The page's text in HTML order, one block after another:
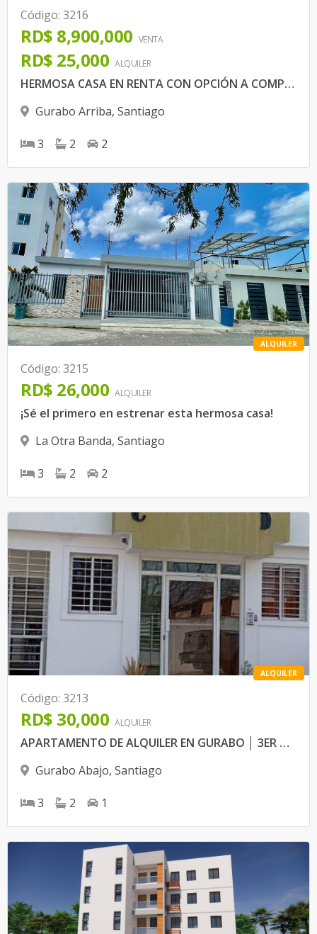
Código: 3216
RD$ 8,900,000 VENTA
RD$ 25,000 ALQUILER
HERMOSA CASA EN RENTA CON OPCIÓN A COMPRA
Gurabo Arriba, Santiago
3 2 2
ALQUILER
Código: 3215
RD$ 26,000 ALQUILER
¡Sé el primero en estrenar esta hermosa casa!
La Otra Banda, Santiago
3 2 2
ALQUILER
Código: 3213
RD$ 30,000 ALQUILER
APARTAMENTO DE ALQUILER EN GURABO │ 3ER NIVEL
Gurabo Abajo, Santiago
3 2 1